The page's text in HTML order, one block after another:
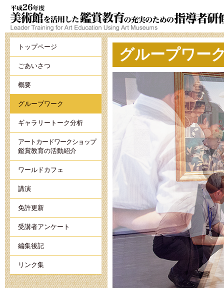
トップページ
ごあいさつ
概要
グループワーク
ギャラリートーク分析
アートカードワークショップ
鑑賞教育の活動紹介
ワールドカフェ
講演
免許更新
受講者アンケート
編集後記
リンク集
グループワー